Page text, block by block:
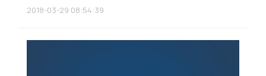
2018-03-29 08:54:39